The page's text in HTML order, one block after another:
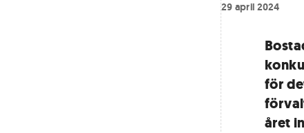
29 april 2024
för
året